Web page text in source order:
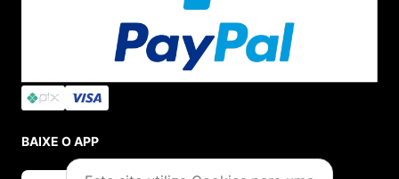
BAIXE O APP